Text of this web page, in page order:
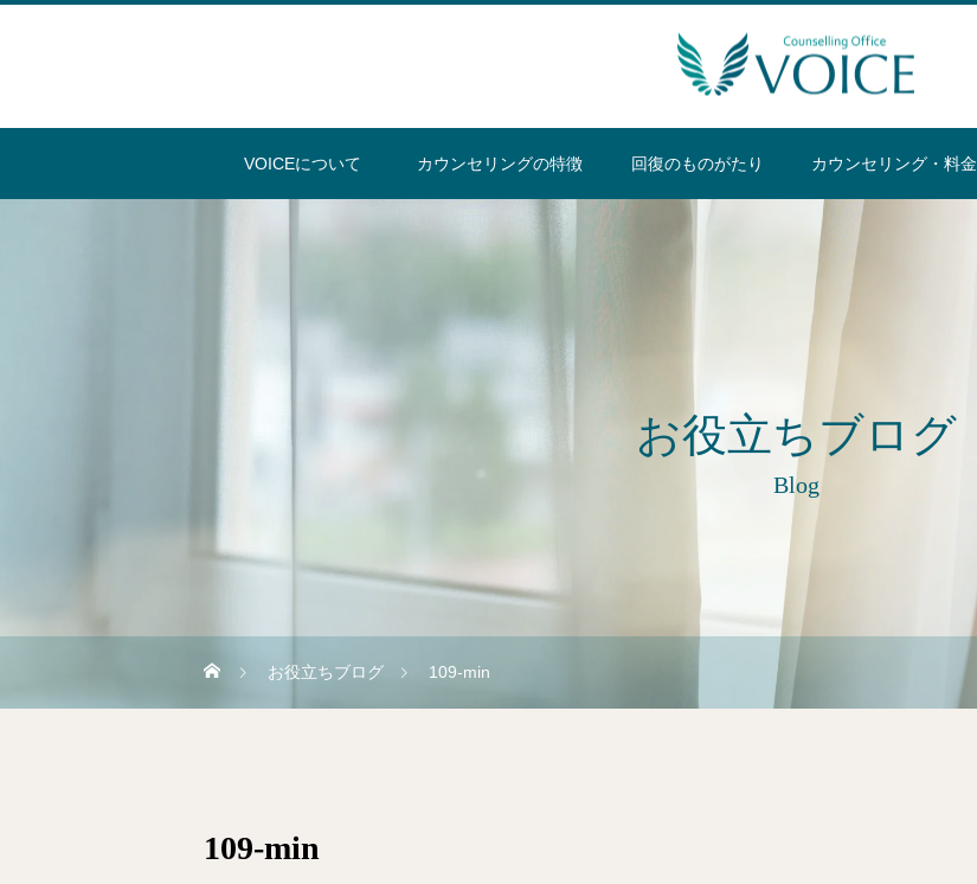
VOICEについて カウンセリングの特徴 回復のものがたり カウンセリング・料金
お役立ちブログ
Blog
お役立ちブログ 109-min
109-min